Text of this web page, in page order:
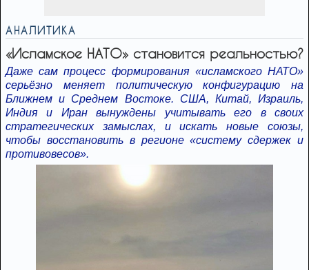
АНАЛИТИКА
«Исламское НАТО» становится реальностью?
Даже сам процесс формирования «исламского НАТО»
серьёзно меняет политическую конфигурацию на
Ближнем и Среднем Востоке. США, Китай, Израиль,
Индия и Иран вынуждены учитывать его в своих
стратегических замыслах, и искать новые союзы,
чтобы восстановить в регионе «систему сдержек и
противовесов».